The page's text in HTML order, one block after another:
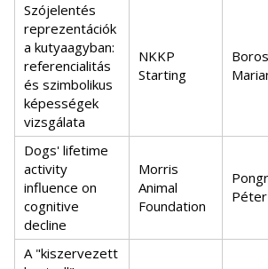
Szójelentés
reprezentációk
a kutyaagyban:
referencialitás
és szimbolikus
képességek
vizsgálata
NKKP
Starting
Boros
Dogs' lifetime
activity
influence on
cognitive
decline
Morris
Animal
Foundation
Péter
A "kiszervezett